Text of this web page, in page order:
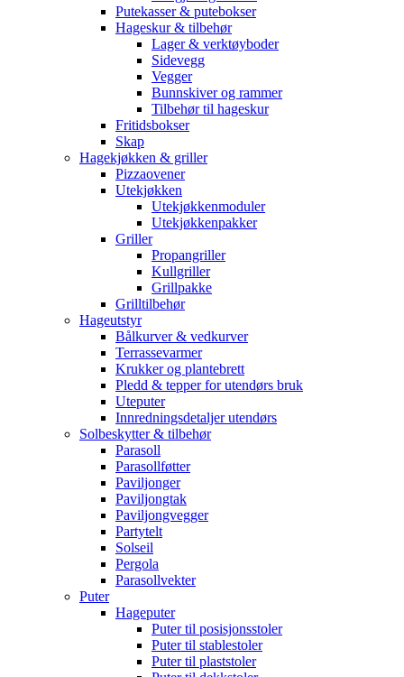
Putekasser & putebokser
Hageskur & tilbehør
Lager & verktøyboder
Sidevegg
Vegger
Bunnskiver og rammer
Tilbehør til hageskur
Fritidsbokser
Skap
Hagekjøkken & griller
Pizzaovener
Utekjøkken
Utekjøkkenmoduler
Utekjøkkenpakker
Griller
Propangriller
Kullgriller
Grillpakke
Grilltilbehør
Hageutstyr
Bålkurver & vedkurver
Terrassevarmer
Krukker og plantebrett
Pledd & tepper for utendørs bruk
Uteputer
Innredningsdetaljer utendørs
Solbeskytter & tilbehør
Parasoll
Parasollføtter
Paviljonger
Paviljongtak
Paviljongvegger
Partytelt
Solseil
Pergola
Parasollvekter
Puter
Hageputer
Puter til posisjonsstoler
Puter til stablestoler
Puter til plaststoler